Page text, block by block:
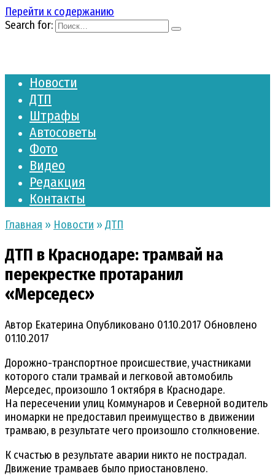
Перейти к содержанию
Search for:
Новости
ДТП
Штрафы
Автосоветы
Фото
Видео
Редакция
Контакты
Главная » Новости » ДТП
ДТП в Краснодаре: трамвай на
перекрестке протаранил
«Мерседес»
Автор Екатерина Опубликовано 01.10.2017 Обновлено
01.10.2017
Дорожно-транспортное происшествие, участниками
которого стали трамвай и легковой автомобиль
Мерседес, произошло 1 октября в Краснодаре.
На пересечении улиц Коммунаров и Северной водитель
иномарки не предоставил преимущество в движении
трамваю, в результате чего произошло столкновение.
К счастью в результате аварии никто не пострадал.
Движение трамваев было приостановлено.